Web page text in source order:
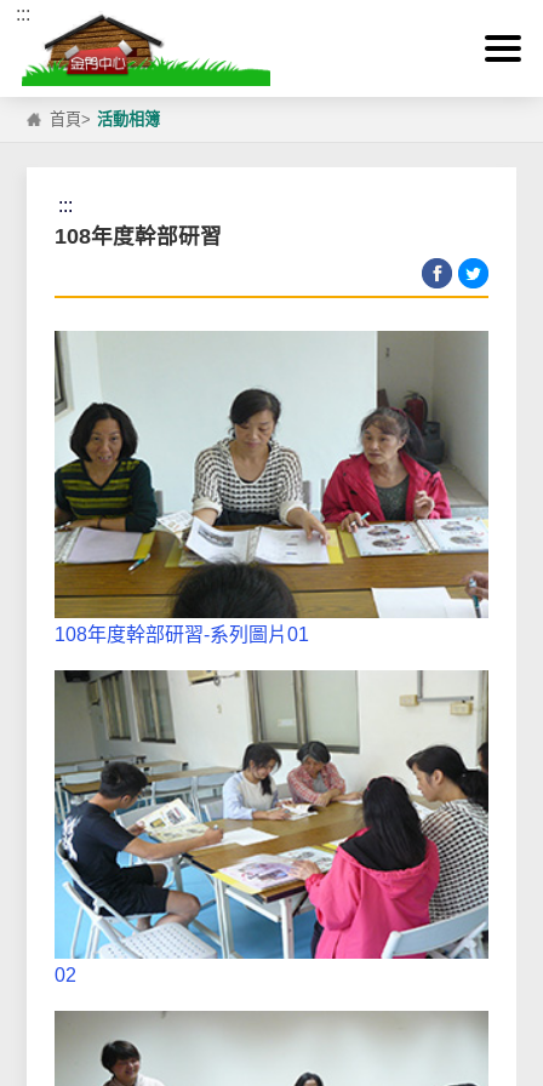
跳到主要內容區塊
:::
首頁> 活動相簿
:::
108年度幹部研習
108年度幹部研習-系列圖片01
02